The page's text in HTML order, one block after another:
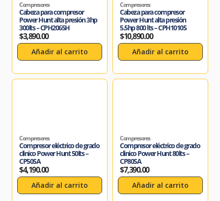
Compresores
Cabeza para compresor
Power Hunt alta presión 3hp
300lts – CPH2065H
$3,890.00
Añadir al carrito
Compresores
Cabeza para compresor
Power Hunt alta presión
5.5hp 800 lts – CPH10105
$10,890.00
Añadir al carrito
Compresores
Compresor eléctrico de grado
clinico Power Hunt 50lts –
CP50SA
$4,190.00
Añadir al carrito
Compresores
Compresor eléctrico de grado
clinico Power Hunt 80lts –
CP80SA
$7,390.00
Añadir al carrito